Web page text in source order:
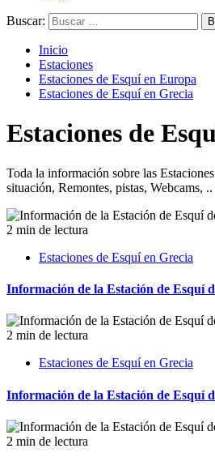
Buscar:
Inicio
Estaciones
Estaciones de Esquí en Europa
Estaciones de Esquí en Grecia
Estaciones de
Toda la información sobre las
situación, Remontes, pistas, Webcams, ..
2 min de lectura
Estaciones de Esquí en Grecia
Información de la Estación de Esquí
2 min de lectura
Estaciones de Esquí en Grecia
Información de la Estación de Esquí
2 min de lectura